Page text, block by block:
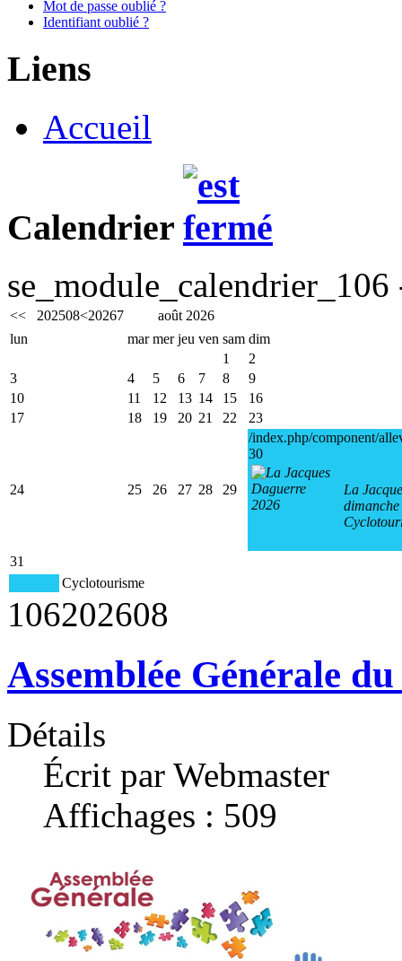
Mot de passe oublié ?
Identifiant oublié ?
Liens
Accueil
Calendrier
<< 202508<20267
août 2026
lun
mar mer jeu ven sam dim
1
2
3
4 5 6 7 8
9
10
11 12 13 14 15
16
17
18 19 20 21 22 23
24 25 26 27 28 29
/index.php/component/
30
La
31
Cyclotourisme
106202608
Assemblée Générale
Détails
Écrit par Webmaster
Affichages : 509